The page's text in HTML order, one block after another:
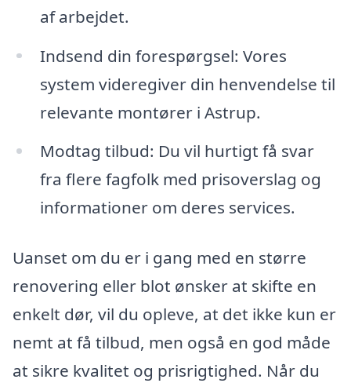
af arbejdet.
Indsend din forespørgsel: Vores
system videregiver din henvendelse til
relevante montører i Astrup.
Modtag tilbud: Du vil hurtigt få svar
fra flere fagfolk med prisoverslag og
informationer om deres services.
Uanset om du er i gang med en større
renovering eller blot ønsker at skifte en
enkelt dør, vil du opleve, at det ikke kun er
nemt at få tilbud, men også en god måde
at sikre kvalitet og prisrigtighed. Når du